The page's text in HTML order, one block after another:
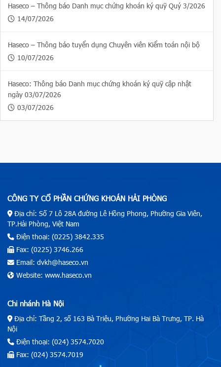
Haseco – Thông báo Danh mục chứng khoán ký quỹ Quý 3/2026
14/07/2026
Haseco – Thông báo tuyển dụng Chuyên viên Kiểm toán nội bộ
10/07/2026
Haseco: Thông báo Danh mục chứng khoán ký quỹ cập nhật
ngày 03/07/2026
03/07/2026
CÔNG TY CỔ PHẦN CHỨNG KHOÁN HẢI PHÒNG
Địa chỉ: Số 7 Lô 28A đường Lê Hồng Phong, Phường Gia Viên,
TP.Hải Phòng, Việt Nam
Điện thoại: (0225) 3842.335
Fax: (0225) 3746.266
Email: dvkh@haseco.vn
Website: www.haseco.vn
Chi nhánh Hà Nội
Địa chỉ: Tầng 2, số 163 Bà Triệu, Phường Hai Bà Trưng, TP. Hà
Nội
Điện thoại: (024) 3574.7020
Fax: (024) 3574.7019